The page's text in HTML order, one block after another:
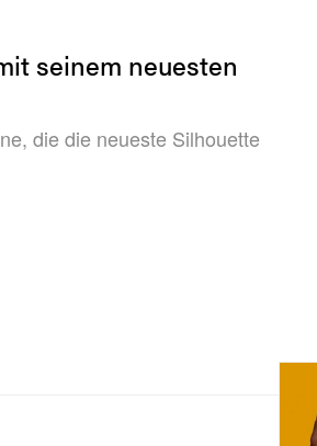
seinem neuesten
die die neueste Silhouette